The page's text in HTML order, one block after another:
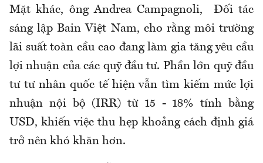
Mặt khác, ông Andrea Campagnoli, Đối tác
sáng lập Bain Việt Nam, cho rằng môi trường
lãi suất toàn cầu cao đang làm gia tăng yêu cầu
lợi nhuận của các quỹ đầu tư. Phần lớn quỹ đầu
tư tư nhân quốc tế hiện vẫn tìm kiếm mức lợi
nhuận nội bộ (IRR) từ 15 - 18% tính bằng
USD, khiến việc thu hẹp khoảng cách định giá
trở nên khó khăn hơn.